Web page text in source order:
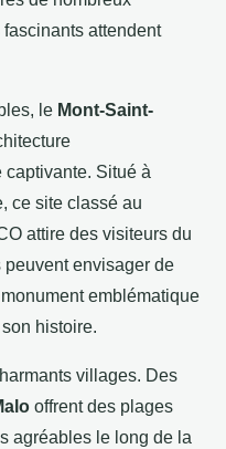
attendent
le Mont-Saint-
Situé à
ce site classé au
attire des visiteurs du
peuvent envisager de
emblématique
histoire.
villages. Des
offrent des plages
agréables le long de la